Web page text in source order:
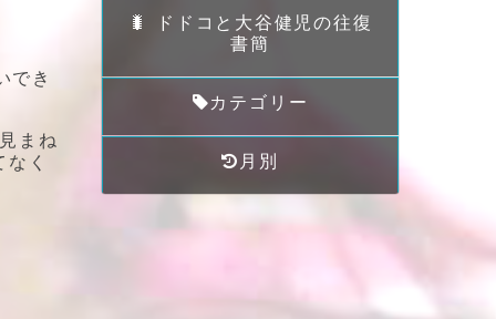
でき
まね
く
🐛 ドドコと大谷健児の往復
書簡
カテゴリー
月別